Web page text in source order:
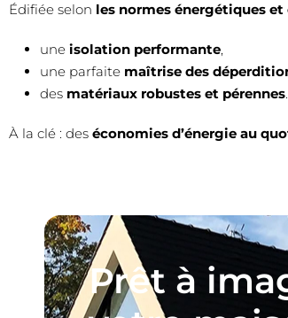
Édifiée selon les normes énergétiques
une isolation performante,
une parfaite maîtrise des
des matériaux robustes et pérennes.
À la clé : des économies d’énergie au
Prêt à